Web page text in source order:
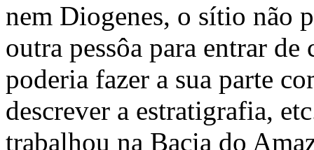
nem Diogenes, o sítio não
outra pessôa para entrar
poderia fazer a sua parte
descrever a estratigrafia,
trabalhou na Bacia do